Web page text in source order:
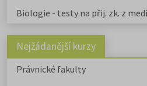
Biologie - testy na přij. zk. z
Nejžádanější kurzy
Právnické fakulty